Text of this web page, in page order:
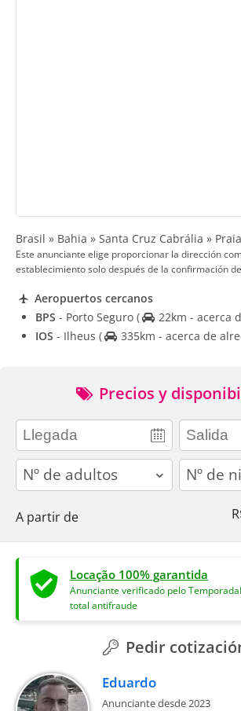
Brasil » Bahia » Santa Cruz Cabrália »
Este anunciante elige proporcionar la dirección
establecimiento solo después de la confirmación
Aeropuertos cercanos
BPS - Porto Seguro (
22km - acerca
IOS - Ilheus ( 335km - acerca de
Precios y
adults children
A partir de
Locação 100% garantida
Anunciante verificado pelo
total antifraude
Pedir
Eduardo
Anunciante desde 2023